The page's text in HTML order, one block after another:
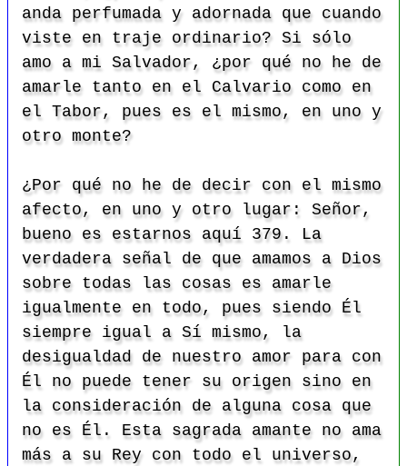
anda perfumada y adornada que cuando
viste en traje ordinario? Si sólo
amo a mi Salvador, ¿por qué no he de
amarle tanto en el Calvario como en
el Tabor, pues es el mismo, en uno y
otro monte?
¿Por qué no he de decir con el mismo
afecto, en uno y otro lugar: Señor,
bueno es estarnos aquí 379. La
verdadera señal de que amamos a Dios
sobre todas las cosas es amarle
igualmente en todo, pues siendo Él
siempre igual a Sí mismo, la
desigualdad de nuestro amor para con
Él no puede tener su origen sino en
la consideración de alguna cosa que
no es Él. Esta sagrada amante no ama
más a su Rey con todo el universo,